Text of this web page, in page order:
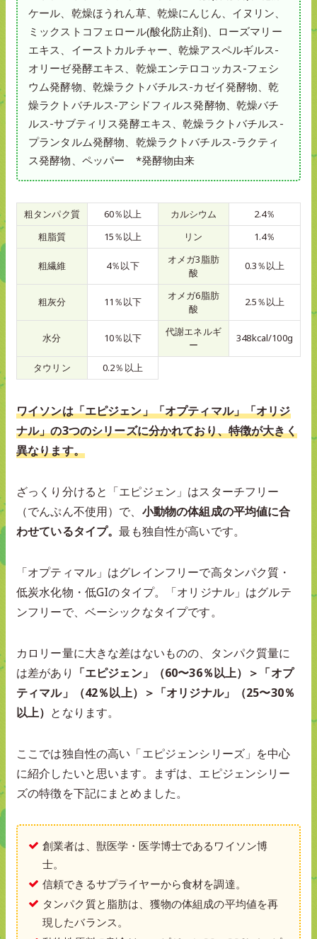
ケール、乾燥ほうれん草、乾燥にんじん、イヌリン、
ミックストコフェロール(酸化防止剤)、ローズマリー
エキス、イーストカルチャー、乾燥アスペルギルス-
オリーゼ発酵エキス、乾燥エンテロコッカス-フェシ
ウム発酵物、乾燥ラクトバチルス-カゼイ発酵物、乾
燥ラクトバチルス-アシドフィルス発酵物、乾燥バチ
ルス-サブティリス発酵エキス、乾燥ラクトバチルス-
プランタルム発酵物、乾燥ラクトバチルス-ラクティ
ス発酵物、ペッパー *発酵物由来
粗タンパク質 60％以上 カルシウム
2.4％
粗脂質
15％以上 リン 1.4％
粗繊維 4％以下
オメガ3脂肪
酸
0.3％以上
粗灰分 11％以下
オメガ6脂肪
酸
2.5％以上
水分 10％以下
代謝エネルギ
ー
348kcal/100g
タウリン 0.2％以上
ワイソンは「エピジェン」「オプティマル」「オリジ
ナル」の3つのシリーズに分かれており、特徴が大きく
異なります。
ざっくり分けると「エピジェン」はスターチフリー
（でんぷん不使用）で、 小動物の体組成の平均値に合
わせているタイプ。最も独自性が高いです。
「オプティマル」はグレインフリーで高タンパク質・
低炭水化物・低GIのタイプ。「オリジナル」はグルテ
ンフリーで、ベーシックなタイプです。
カロリー量に大きな差はないものの、タンパク質量に
は差があり 「エピジェン」（60〜36％以上）＞「オプ
ティマル」（42％以上）＞「オリジナル」（25〜30％
以上） となります。
ここでは独自性の高い「エピジェンシリーズ」を中心
に紹介したいと思います。まずは、エピジェンシリー
ズの特徴を下記にまとめました。
創業者は、獣医学・医学博士であるワイソン博
士。
信頼できるサプライヤーから食材を調達。
タンパク質と脂肪は、獲物の体組成の平均値を再
現したバランス。